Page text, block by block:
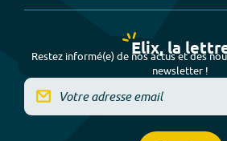
Elix, la
Restez informé(e) de nos actus et des
newsletter !